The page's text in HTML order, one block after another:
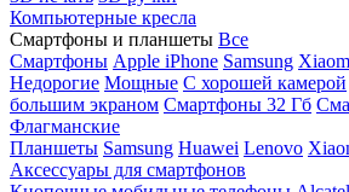
Компьютерные кресла
Смартфоны и планшеты Все
Смартфоны Apple iPhone Samsung
Недорогие Мощные С хорошей камерой
большим экраном Смартфоны 32 Гб
Флагманские
Планшеты Samsung Huawei Lenovo
Аксессуары для смартфонов